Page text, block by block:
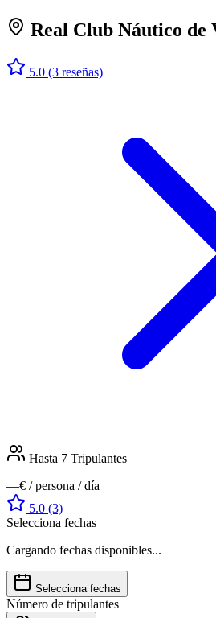
Real Club Náutico de
5.0 (3 reseñas)
Hasta 7 Tripulantes
—€ / persona / día
5.0 (3)
Selecciona fechas
Cargando fechas disponibles...
Selecciona fechas
Número de tripulantes